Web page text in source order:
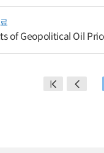
of Geopolitical Oil